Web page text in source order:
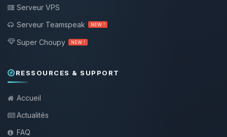
Serveur VPS
Serveur Teamspeak
NEW !
Super Choupy NEW !
RESSOURCES & SUPPORT
Accueil
Actualités
FAQ